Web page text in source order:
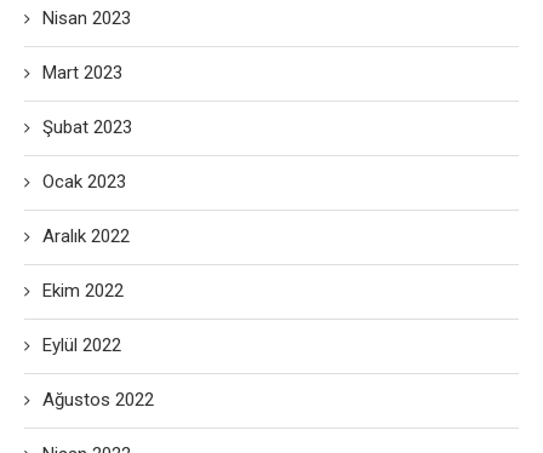
Nisan 2023
Mart 2023
Şubat 2023
Ocak 2023
Aralık 2022
Ekim 2022
Eylül 2022
Ağustos 2022